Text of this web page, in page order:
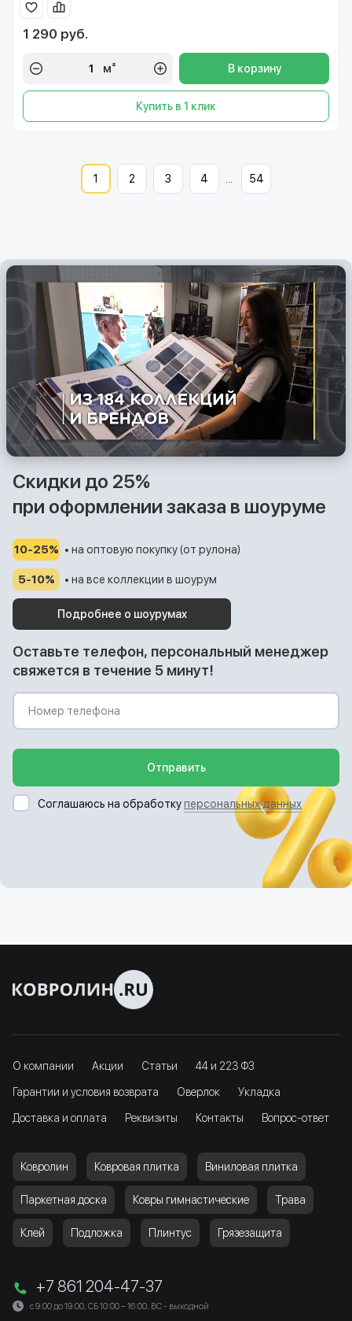
1 290 руб.
м² В корзину
Купить в 1 клик
1 2 3 4 54
Скидки до 25%
при оформлении заказа в шоуруме
10-25% • на оптовую покупку (от рулона)
5-10% • на все коллекции в шоурум
Подробнее о шоурумах
Оставьте телефон, персональный менеджер
свяжется в течение 5 минут!
Отправить
Соглашаюсь на обработкуперсональных данных
О компании Акции Статьи 44 и 223 ФЗ
Гарантии и условия возврата Оверлок Укладка
Доставка и оплата Реквизиты Контакты Вопрос-ответ
Ковролин Ковровая плитка Виниловая плитка
Паркетная доска Ковры гимнастические Трава
Клей Подложка Плинтус Грязезащита
+7 861 204-47-37
с 9:00 до 19:00, СБ 10:00 – 16:00, ВС - выходной